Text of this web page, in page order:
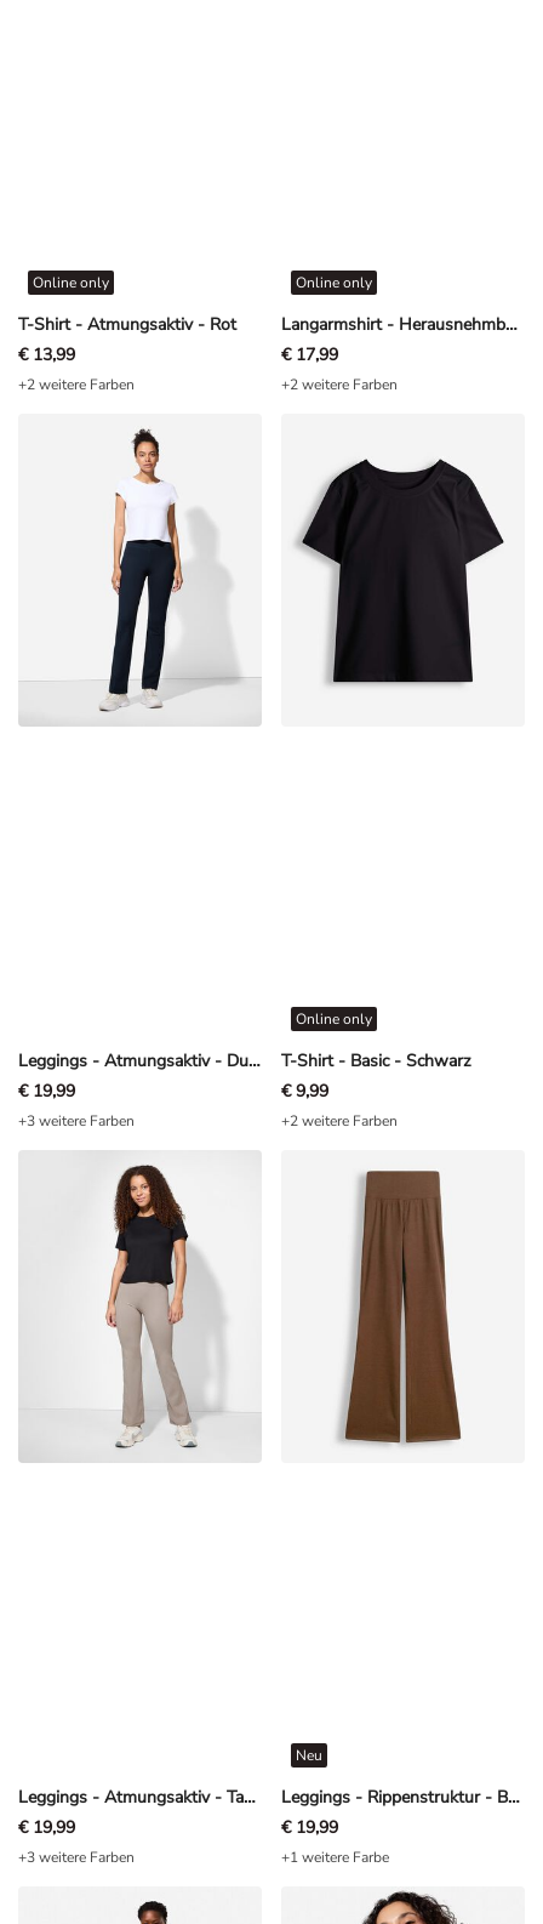
T-Shirt - Atmungsaktiv - Rot
Online only
€ 13,99
+2 weitere Farben
Langarmshirt - Herausnehmbare Cups - Schwarz
Online only
€ 17,99
+2 weitere Farben
Leggings - Atmungsaktiv - Dunkelblau
€ 19,99
+3 weitere Farben
T-Shirt - Basic - Schwarz
Online only
€ 9,99
+2 weitere Farben
Leggings - Atmungsaktiv - Taupe
€ 19,99
+3 weitere Farben
Leggings - Rippenstruktur - Braun
Neu
€ 19,99
+1 weitere Farbe